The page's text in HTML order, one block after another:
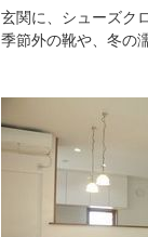
玄関に、シューズク
季節外の靴や、冬の